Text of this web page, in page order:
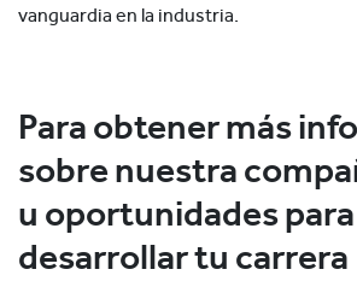
vanguardia en la industria.
Para obtener más
sobre nuestra
u oportunidades para
desarrollar tu carrera